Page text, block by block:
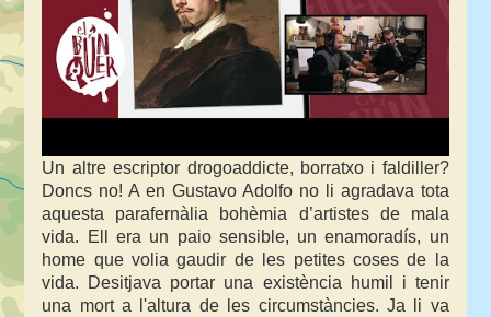
Un altre escriptor drogoaddicte, borratxo i faldiller?
Doncs no! A en Gustavo Adolfo no li agradava tota
aquesta parafernàlia bohèmia d’artistes de mala
vida. Ell era un paio sensible, un enamoradís, un
home que volia gaudir de les petites coses de la
vida. Desitjava portar una existència humil i tenir
una mort a l'altura de les circumstàncies. Ja li va